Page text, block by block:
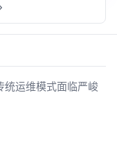
统运维模式面临严峻